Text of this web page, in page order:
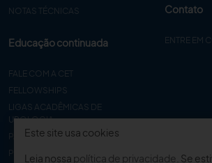
NOTAS TÉCNICAS
Educação continuada
FALE COM A CET
FELLOWSHIPS
LIGAS ACADÊMICAS DE
UROLOGIA
PAPER
PROCET
Contato
ENTRE EM
Este site usa cookies
Leia nossa política de privacidade . Se